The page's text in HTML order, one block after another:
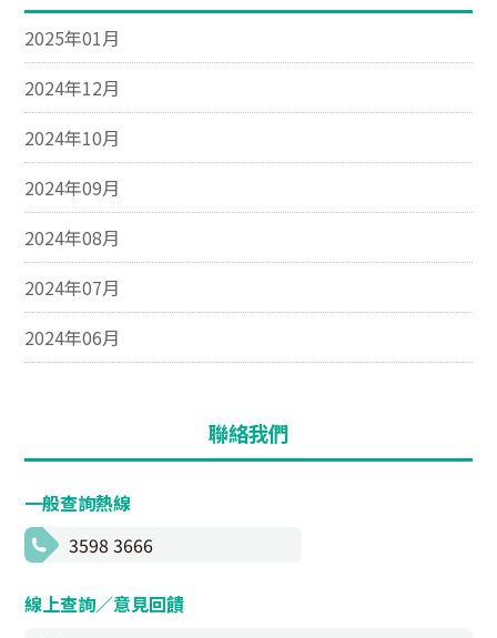
2025年01月
2024年12月
2024年10月
2024年09月
2024年08月
2024年07月
2024年06月
聯絡我們
一般查詢熱線
3598 3666
線上查詢／意見回饋